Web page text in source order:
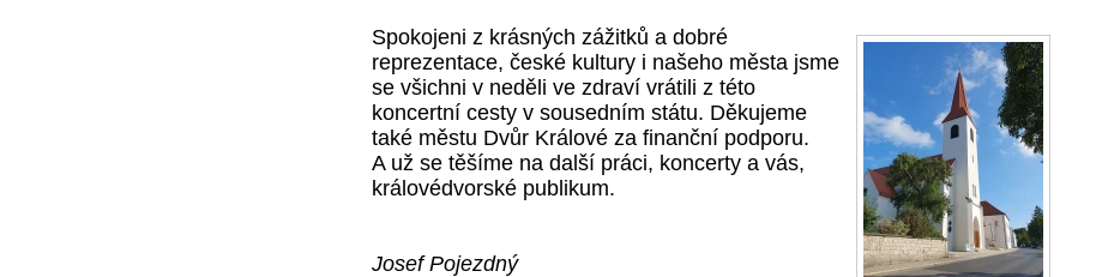
Spokojeni z krásných zážitků a dobré
reprezentace, české kultury i našeho města jsme
se všichni v neděli ve zdraví vrátili z této
koncertní cesty v sousedním státu. Děkujeme
také městu Dvůr Králové za finanční podporu.
A už se těšíme na další práci, koncerty a vás,
královédvorské publikum.
Josef Pojezdný